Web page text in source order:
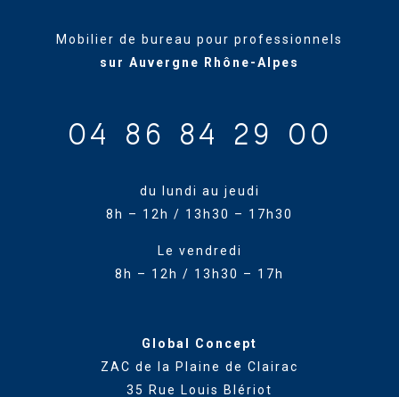
Mobilier de bureau pour professionnels
sur Auvergne Rhône-Alpes
04 86 84 29 00
du lundi au jeudi
8h – 12h / 13h30 – 17h30
Le vendredi
8h – 12h / 13h30 – 17h
Global Concept
ZAC de la Plaine de Clairac
35 Rue Louis Blériot